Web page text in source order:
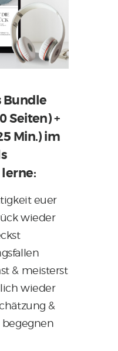
Bundle
Seiten) +
Min.) im
lerne:
euer
wieder
& meisterst
wieder
&